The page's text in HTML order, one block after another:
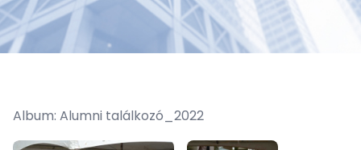
Album: Alumni találkozó_2022